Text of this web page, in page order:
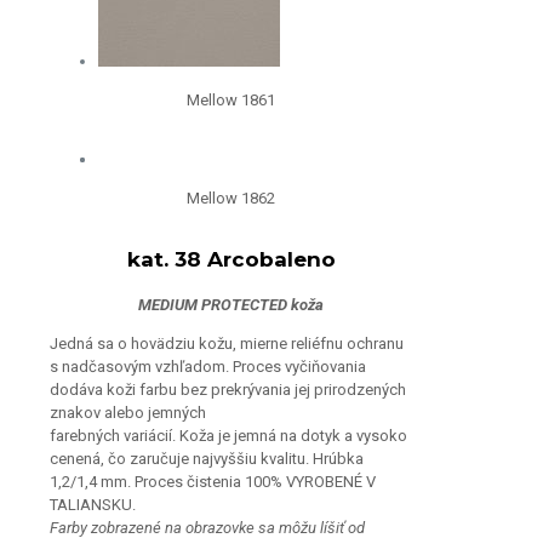
Mellow 1861
Mellow 1862
kat. 38 Arcobaleno
MEDIUM PROTECTED koža
Jedná sa o hovädziu kožu, mierne reliéfnu ochranu
s nadčasovým vzhľadom. Proces vyčiňovania
dodáva koži farbu bez prekrývania jej prirodzených
znakov alebo jemných
farebných variácií. Koža je jemná na dotyk a vysoko
cenená, čo zaručuje najvyššiu kvalitu. Hrúbka
1,2/1,4 mm. Proces čistenia 100% VYROBENÉ V
TALIANSKU.
Farby zobrazené na obrazovke sa môžu líšiť od